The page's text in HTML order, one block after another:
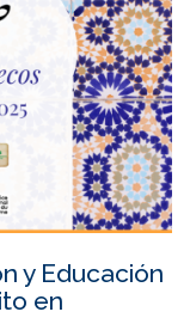
y Educación
en